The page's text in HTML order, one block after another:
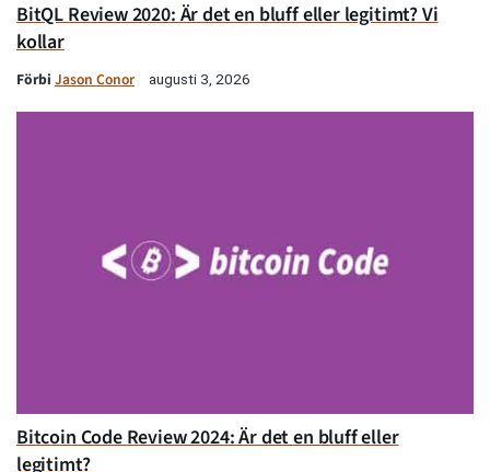
BitQL Review 2020: Är det en bluff eller legitimt? Vi
kollar
Förbi Jason Conor augusti 3, 2026
Bitcoin Code Review 2024: Är det en bluff eller
legitimt?